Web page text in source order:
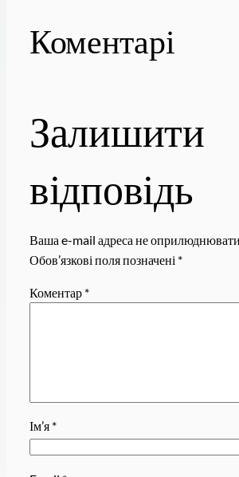
Коментарі
Залишити
відповідь
Ваша e-mail адреса не
Обов’язкові поля позначені *
Коментар *
Ім’я *